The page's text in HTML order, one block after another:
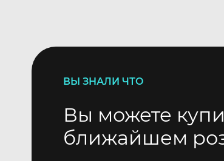
ВЫ ЗНАЛИ ЧТО
Вы можете
ближайшем